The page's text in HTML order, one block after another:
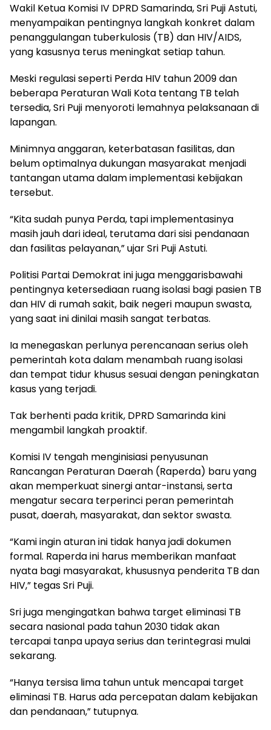
Wakil Ketua Komisi IV DPRD Samarinda, Sri Puji Astuti,
menyampaikan pentingnya langkah konkret dalam
penanggulangan tuberkulosis (TB) dan HIV/AIDS,
yang kasusnya terus meningkat setiap tahun.
Meski regulasi seperti Perda HIV tahun 2009 dan
beberapa Peraturan Wali Kota tentang TB telah
tersedia, Sri Puji menyoroti lemahnya pelaksanaan di
lapangan.
Minimnya anggaran, keterbatasan fasilitas, dan
belum optimalnya dukungan masyarakat menjadi
tantangan utama dalam implementasi kebijakan
tersebut.
“Kita sudah punya Perda, tapi implementasinya
masih jauh dari ideal, terutama dari sisi pendanaan
dan fasilitas pelayanan,” ujar Sri Puji Astuti.
Politisi Partai Demokrat ini juga menggarisbawahi
pentingnya ketersediaan ruang isolasi bagi pasien TB
dan HIV di rumah sakit, baik negeri maupun swasta,
yang saat ini dinilai masih sangat terbatas.
Ia menegaskan perlunya perencanaan serius oleh
pemerintah kota dalam menambah ruang isolasi
dan tempat tidur khusus sesuai dengan peningkatan
kasus yang terjadi.
Tak berhenti pada kritik, DPRD Samarinda kini
mengambil langkah proaktif.
Komisi IV tengah menginisiasi penyusunan
Rancangan Peraturan Daerah (Raperda) baru yang
akan memperkuat sinergi antar-instansi, serta
mengatur secara terperinci peran pemerintah
pusat, daerah, masyarakat, dan sektor swasta.
“Kami ingin aturan ini tidak hanya jadi dokumen
formal. Raperda ini harus memberikan manfaat
nyata bagi masyarakat, khususnya penderita TB dan
HIV,” tegas Sri Puji.
Sri juga mengingatkan bahwa target eliminasi TB
secara nasional pada tahun 2030 tidak akan
tercapai tanpa upaya serius dan terintegrasi mulai
sekarang.
“Hanya tersisa lima tahun untuk mencapai target
eliminasi TB. Harus ada percepatan dalam kebijakan
dan pendanaan,” tutupnya.